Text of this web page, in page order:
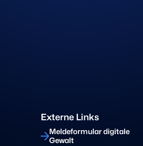
Externe Links
Meldeformular digitale
Gewalt